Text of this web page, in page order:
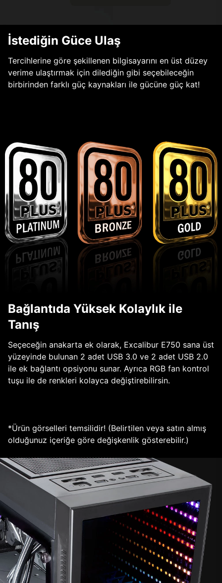
İstediğin Güce Ulaş
Tercihlerine göre şekillenen bilgisayarını en üst düzey
verime ulaştırmak için dilediğin gibi seçebileceğin
birbirinden farklı güç kaynakları ile gücüne güç kat!
Bağlantıda Yüksek Kolaylık ile
Tanış
Seçeceğin anakarta ek olarak, Excalibur E750 sana üst
yüzeyinde bulunan 2 adet USB 3.0 ve 2 adet USB 2.0
ile ek bağlantı opsiyonu sunar. Ayrıca RGB fan kontrol
tuşu ile de renkleri kolayca değiştirebilirsin.
*Ürün görselleri temsilidir! (Belirtilen veya satın almış
olduğunuz içeriğe göre değişkenlik gösterebilir.)